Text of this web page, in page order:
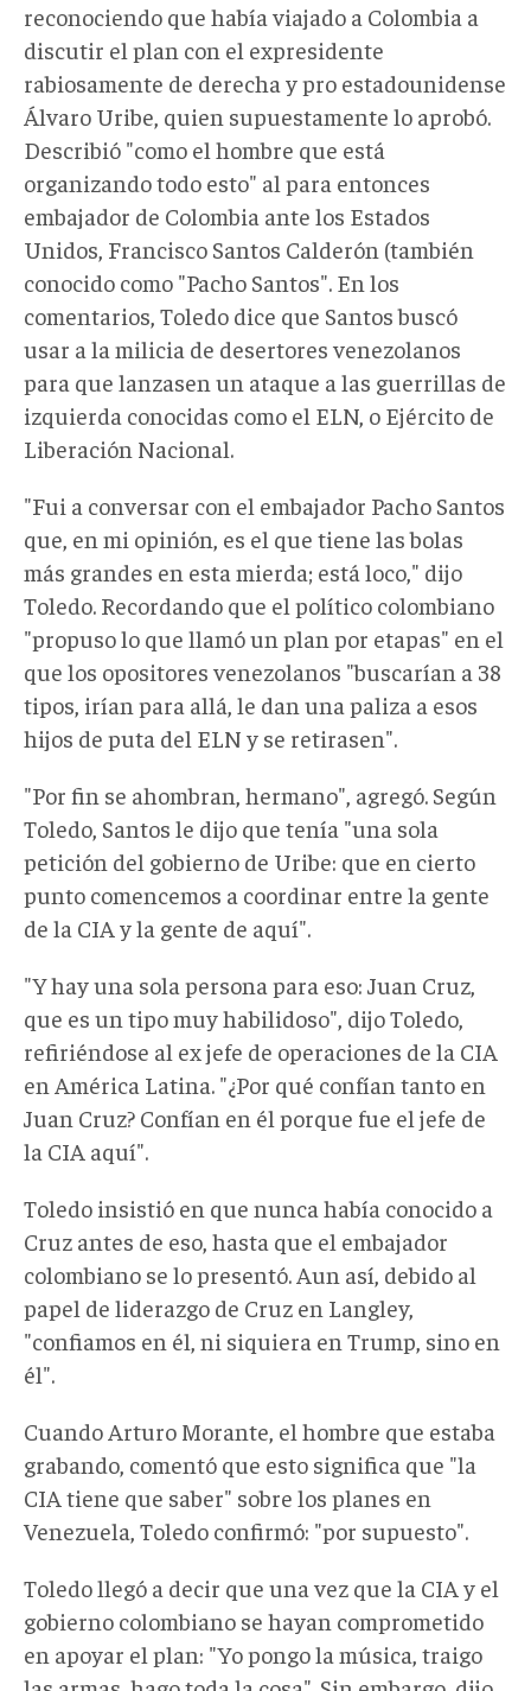
reconociendo que había viajado a Colombia a
discutir el plan con el expresidente
rabiosamente de derecha y pro estadounidense
Álvaro Uribe, quien supuestamente lo aprobó.
Describió "como el hombre que está
organizando todo esto" al para entonces
embajador de Colombia ante los Estados
Unidos, Francisco Santos Calderón (también
conocido como "Pacho Santos". En los
comentarios, Toledo dice que Santos buscó
usar a la milicia de desertores venezolanos
para que lanzasen un ataque a las guerrillas de
izquierda conocidas como el ELN, o Ejército de
Liberación Nacional.
"Fui a conversar con el embajador Pacho Santos
que, en mi opinión, es el que tiene las bolas
más grandes en esta mierda; está loco," dijo
Toledo. Recordando que el político colombiano
"propuso lo que llamó un plan por etapas" en el
que los opositores venezolanos "buscarían a 38
tipos, irían para allá, le dan una paliza a esos
hijos de puta del ELN y se retirasen".
"Por fin se ahombran, hermano", agregó. Según
Toledo, Santos le dijo que tenía "una sola
petición del gobierno de Uribe: que en cierto
punto comencemos a coordinar entre la gente
de la CIA y la gente de aquí".
"Y hay una sola persona para eso: Juan Cruz,
que es un tipo muy habilidoso", dijo Toledo,
refiriéndose al ex jefe de operaciones de la CIA
en América Latina. "¿Por qué confían tanto en
Juan Cruz? Confían en él porque fue el jefe de
la CIA aquí".
Toledo insistió en que nunca había conocido a
Cruz antes de eso, hasta que el embajador
colombiano se lo presentó. Aun así, debido al
papel de liderazgo de Cruz en Langley,
"confiamos en él, ni siquiera en Trump, sino en
él".
Cuando Arturo Morante, el hombre que estaba
grabando, comentó que esto significa que "la
CIA tiene que saber" sobre los planes en
Venezuela, Toledo confirmó: "por supuesto".
Toledo llegó a decir que una vez que la CIA y el
gobierno colombiano se hayan comprometido
en apoyar el plan: "Yo pongo la música, traigo